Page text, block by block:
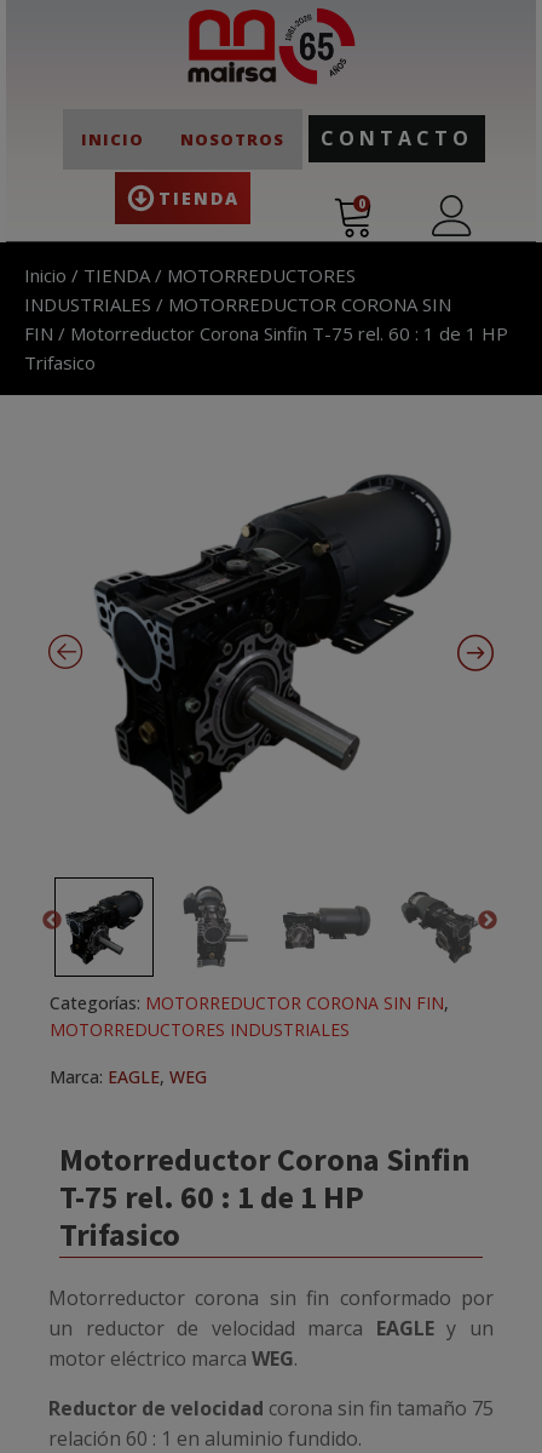
INICIO NOSOTROS
TIENDA
CONTACTO
0
Inicio / TIENDA / MOTORREDUCTORES
INDUSTRIALES / MOTORREDUCTOR CORONA SIN
FIN / Motorreductor Corona Sinfin T-75 rel. 60 : 1 de 1 HP
Trifasico
Motorreductor Corona Sinfin
T-75 rel. 60 : 1 de 1 HP
Trifasico
Motorreductor corona sin fin conformado por
un reductor de velocidad marca EAGLEy un
motor eléctrico marca WEG.
Reductor de velocidad corona sin fin tamaño 75
relación 60 : 1 en aluminio fundido.
Categorías: MOTORREDUCTOR CORONA SIN FIN,
MOTORREDUCTORES INDUSTRIALES
Marca: EAGLE, WEG